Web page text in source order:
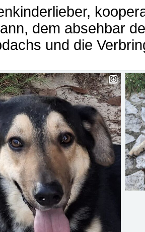
dem absehbar
und die